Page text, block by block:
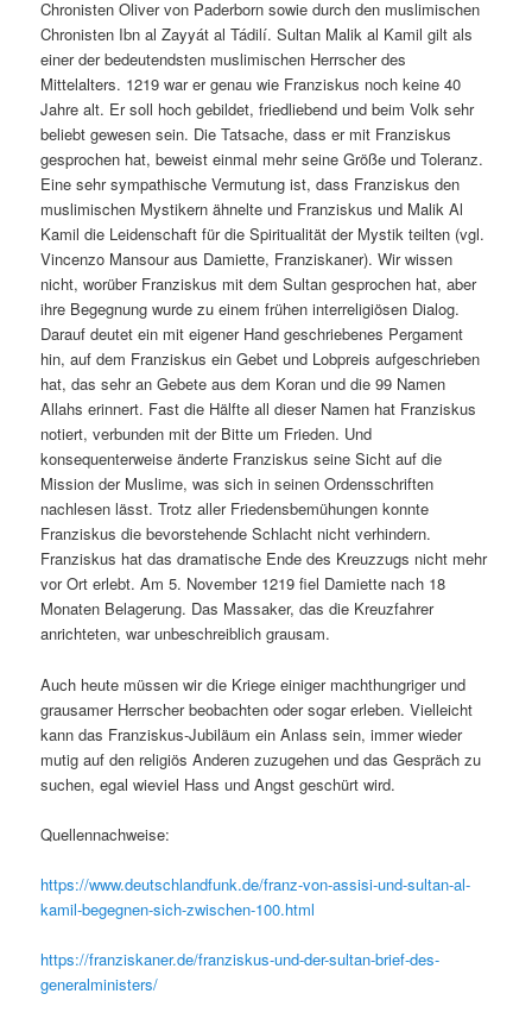
Chronisten Oliver von Paderborn sowie durch den muslimischen
Chronisten Ibn al Zayyát al Tádilí. Sultan Malik al Kamil gilt als
einer der bedeutendsten muslimischen Herrscher des
Mittelalters. 1219 war er genau wie Franziskus noch keine 40
Jahre alt. Er soll hoch gebildet, friedliebend und beim Volk sehr
beliebt gewesen sein. Die Tatsache, dass er mit Franziskus
gesprochen hat, beweist einmal mehr seine Größe und Toleranz.
Eine sehr sympathische Vermutung ist, dass Franziskus den
muslimischen Mystikern ähnelte und Franziskus und Malik Al
Kamil die Leidenschaft für die Spiritualität der Mystik teilten (vgl.
Vincenzo Mansour aus Damiette, Franziskaner). Wir wissen
nicht, worüber Franziskus mit dem Sultan gesprochen hat, aber
ihre Begegnung wurde zu einem frühen interreligiösen Dialog.
Darauf deutet ein mit eigener Hand geschriebenes Pergament
hin, auf dem Franziskus ein Gebet und Lobpreis aufgeschrieben
hat, das sehr an Gebete aus dem Koran und die 99 Namen
Allahs erinnert. Fast die Hälfte all dieser Namen hat Franziskus
notiert, verbunden mit der Bitte um Frieden. Und
konsequenterweise änderte Franziskus seine Sicht auf die
Mission der Muslime, was sich in seinen Ordensschriften
nachlesen lässt. Trotz aller Friedensbemühungen konnte
Franziskus die bevorstehende Schlacht nicht verhindern.
Franziskus hat das dramatische Ende des Kreuzzugs nicht mehr
vor Ort erlebt. Am 5. November 1219 fiel Damiette nach 18
Monaten Belagerung. Das Massaker, das die Kreuzfahrer
anrichteten, war unbeschreiblich grausam.
Auch heute müssen wir die Kriege einiger machthungriger und
grausamer Herrscher beobachten oder sogar erleben. Vielleicht
kann das Franziskus-Jubiläum ein Anlass sein, immer wieder
mutig auf den religiös Anderen zuzugehen und das Gespräch zu
suchen, egal wieviel Hass und Angst geschürt wird.
Quellennachweise:
https://www.deutschlandfunk.de/franz-von-assisi-und-sultan-al-
kamil-begegnen-sich-zwischen-100.html
https://franziskaner.de/franziskus-und-der-sultan-brief-des-
generalministers/